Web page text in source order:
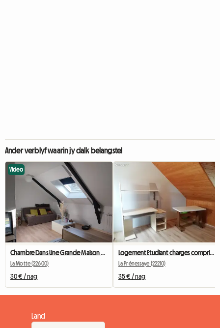
Ander verblyf waarin jy dalk belangstel
Video
La Motte (22600)
30 € / nag
Logement Etudiant charges comprises dans le loyer
La Prénessaye (22210)
35 € / nag
Land